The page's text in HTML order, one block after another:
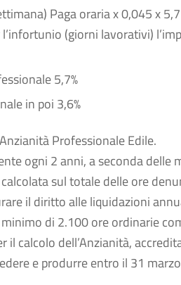
Paga oraria x 0,045 x
(giorni lavorativi)
5,7%
in poi 3,6%
Professionale Edile.
ogni 2 anni, a seconda delle
sul totale delle ore
il diritto alle liquidazioni
di 2.100 ore ordinarie
calcolo dell’Anzianità,
e produrre entro il 31